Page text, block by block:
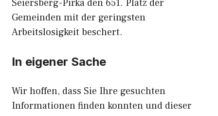
Seiersberg-Pirka den 651. Platz der
Gemeinden mit der geringsten
Arbeitslosigkeit beschert.
In eigener Sache
Wir hoffen, dass Sie Ihre gesuchten
Informationen finden konnten und dieser